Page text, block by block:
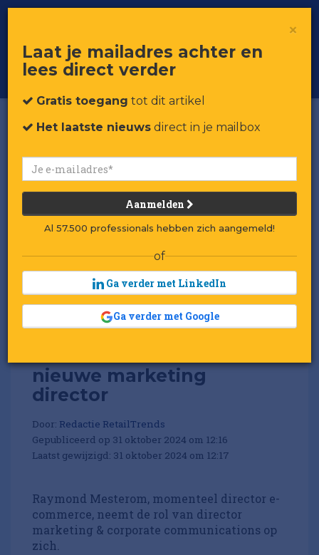
Voor professionals in retail & brands
Toggle
nieuwe marketing
director
Door: Redactie RetailTrends
Gepubliceerd op 31 oktober 2024 om 12:16
Laatst gewijzigd: 31 oktober 2024 om 12:17
Raymond Mesterom, momenteel director e-
commerce, neemt de rol van director
marketing & corporate communications op
zich.
×
Laat je mailadres achter en
lees direct verder
Gratis toegang tot dit artikel
Het laatste nieuws direct in je mailbox
Aanmelden
Al 57.500 professionals hebben zich aangemeld!
of
Ga verder met LinkedIn
Ga verder met Google